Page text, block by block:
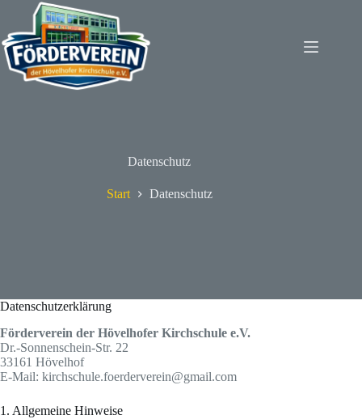
springen
Datenschutz
Start Datenschutz
Datenschutzerklärung
Förderverein der Hövelhofer Kirchschule e.V.
Dr.-Sonnenschein-Str. 22
33161 Hövelhof
E-Mail: kirchschule.foerderverein@gmail.com
1. Allgemeine Hinweise